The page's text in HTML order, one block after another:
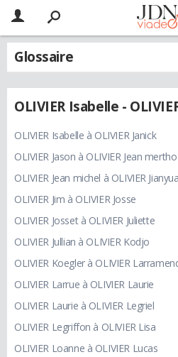
Glossaire
OLIVIER Isabelle -
OLIVIER Isabelle à OLIVIER Janick
OLIVIER Jason à OLIVIER Jean mertho
OLIVIER Jean michel à OLIVIER
OLIVIER Jim à OLIVIER Josse
OLIVIER Josset à OLIVIER Juliette
OLIVIER Jullian à OLIVIER Kodjo
OLIVIER Koegler à OLIVIER
OLIVIER Larrue à OLIVIER Laurie
OLIVIER Laurie à OLIVIER Legriel
OLIVIER Legriffon à OLIVIER Lisa
OLIVIER Loanne à OLIVIER Lucas